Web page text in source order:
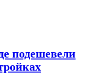
подешевели